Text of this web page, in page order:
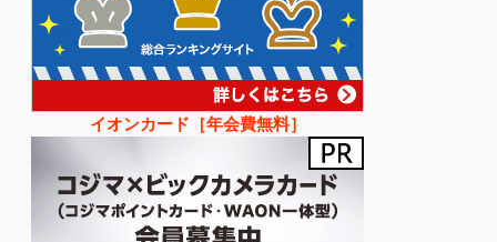
イオンカード［年会費無料］